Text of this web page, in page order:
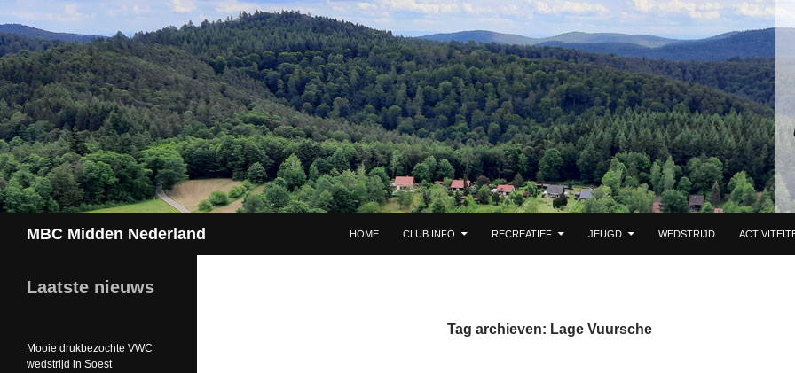
MBC Midden Nederland
HOME
CLUB INFO RECREATIEF JEUGD WEDSTRIJD
Tag archieven: Lage Vuursche
Laatste nieuws
Mooie drukbezochte VWC
wedstrijd in Soest